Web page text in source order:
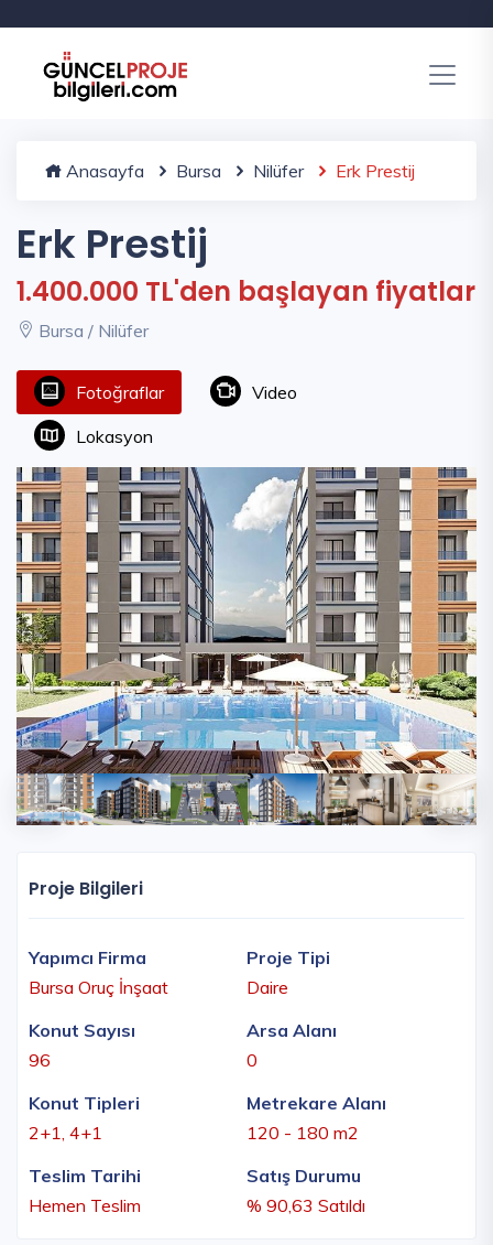
Anasayfa Bursa Nilüfer Erk Prestij
Erk Prestij
1.400.000 TL'den başlayan fiyatlar
Bursa / Nilüfer
Fotoğraflar
Video
Lokasyon
Proje Bilgileri
Yapımcı Firma
Bursa Oruç İnşaat
Proje Tipi
Daire
Konut Sayısı
96
Arsa Alanı
0
Konut Tipleri
2+1, 4+1
Metrekare Alanı
120 - 180 m2
Teslim Tarihi
Hemen Teslim
Satış Durumu
% 90,63 Satıldı